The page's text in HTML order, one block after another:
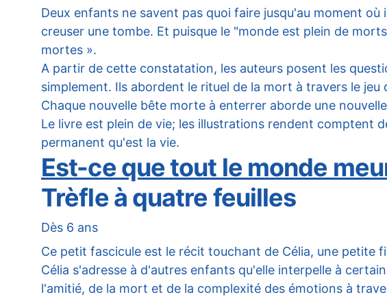
Deux enfants ne savent pas quoi faire jusqu'au moment
creuser une tombe. Et puisque le "monde est plein de
mortes ».
A partir de cette constatation, les auteurs posent les
simplement. Ils abordent le rituel de la mort à travers le jeu
Chaque nouvelle bête morte à enterrer aborde une
Le livre est plein de vie; les illustrations rendent comptent
permanent qu'est la vie.
Est-ce que tout le monde
Trèfle à quatre feuilles
Dès 6 ans
Ce petit fascicule est le récit touchant de Célia, une petite
Célia s'adresse à d'autres enfants qu'elle interpelle à
l'amitié, de la mort et de la complexité des émotions à